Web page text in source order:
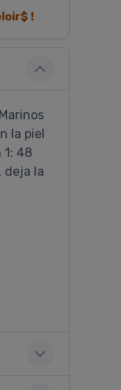
!
la piel
1: 48
deja la